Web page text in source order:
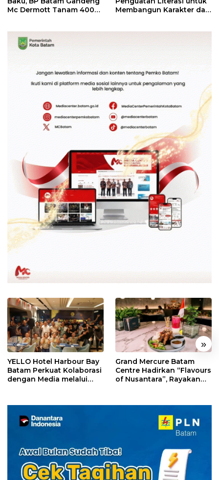
Mc Dermott Tanam 400
Membangun Karakter dan
« »
YELLO Hotel Harbour Bay
Batam Perkuat Kolaborasi
dengan Media melalui
Grand Mercure Batam
Centre Hadirkan “Flavours
of Nusantara”, Rayakan